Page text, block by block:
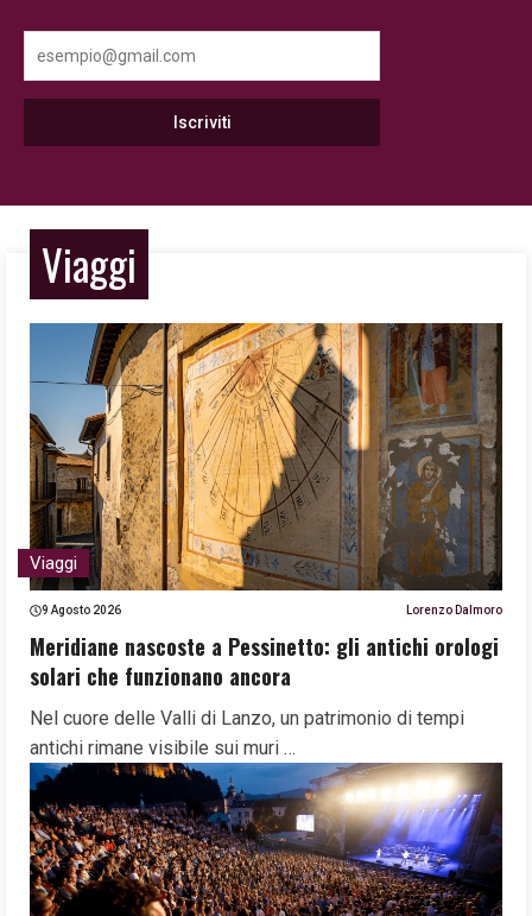
Viaggi
Viaggi
9 Agosto 2026 Lorenzo Dalmoro
Meridiane nascoste a Pessinetto: gli antichi orologi
solari che funzionano ancora
Nel cuore delle Valli di Lanzo, un patrimonio di tempi
antichi rimane visibile sui muri …